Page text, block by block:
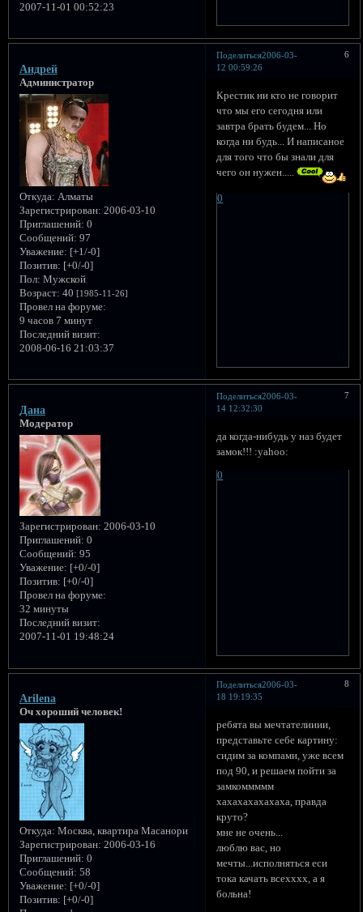
2007-11-01 00:52:23
Поделиться 6
2006-03-
12 00:59:26
Андрей
Администратор
Откуда: Алматы
Зарегистрирован: 2006-03-10
Приглашений: 0
Сообщений: 97
Уважение: [+1/-0]
Позитив: [+0/-0]
Пол: Мужской
Возраст: 40 [1985-11-26]
Провел на форуме:
9 часов 7 минут
Последний визит:
2008-06-16 21:03:37
Крестик ни кто не говорит
что мы его сегодня или
завтра брать будем... Но
когда ни будь... И написаное
для того что бы знали для
чего он нужен.....
0
Поделиться 7
2006-03-
14 12:32:30
Дана
Модератор
Зарегистрирован: 2006-03-10
Приглашений: 0
Сообщений: 95
Уважение: [+0/-0]
Позитив: [+0/-0]
Провел на форуме:
32 минуты
Последний визит:
2007-11-01 19:48:24
да когда-нибудь у наз будет
замок!!! :yahoo:
0
Поделиться 8
2006-03-
18 19:19:35
Arilena
Оч хороший человек!
Откуда: Москва, квартира Масанори
Зарегистрирован: 2006-03-16
Приглашений: 0
Сообщений: 58
Уважение: [+0/-0]
Позитив: [+0/-0]
ребята вы мечтателииии,
представьте себе картину:
сидим за компами, уже всем
под 90, и решаем пойти за
замкоммммм
хахахахахахаха, правда
круто?
мне не очень...
люблю вас, но
мечты...исполняться еси
тока качать всехххх, а я
больна!